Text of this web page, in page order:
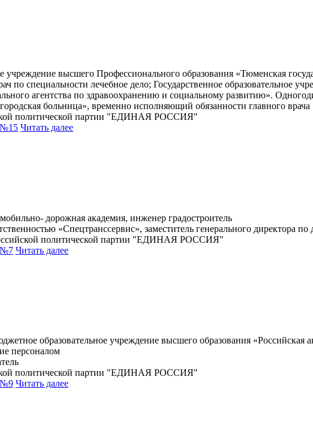
учреждение высшего Профессионального образования «Тюменская
по специальности лечебное дело; Государственное образовательное
агентства по здравоохранению и социальному развитию».
больница», временно исполняющий обязанности главного врача
политической партии "ЕДИНАЯ РОССИЯ"
№15 Читать далее
дорожная академия, инженер градостроитель
«Спецтранссервис», заместитель генерального директора по
политической партии "ЕДИНАЯ РОССИЯ"
№7 Читать далее
образовательное учреждение высшего образования «Российская
персоналом
политической партии "ЕДИНАЯ РОССИЯ"
№9 Читать далее